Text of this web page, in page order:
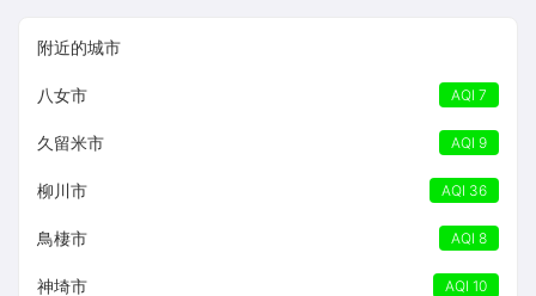
附近的城市
八女市 AQI 7
久留米市 AQI 9
柳川市 AQI 36
鳥棲市 AQI 8
神埼市 AQI 10